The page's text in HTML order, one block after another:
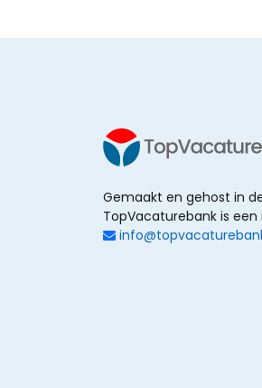
Gemaakt en gehost in
TopVacaturebank is